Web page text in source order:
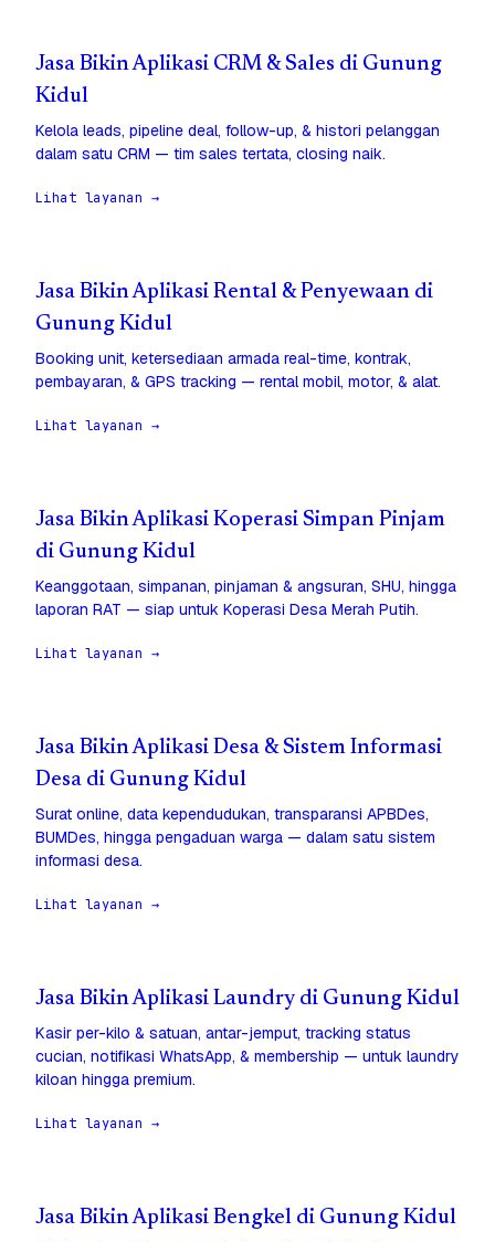
Jasa Bikin Aplikasi CRM & Sales di Gunung
Kidul
Kelola leads, pipeline deal, follow-up, & histori pelanggan
dalam satu CRM — tim sales tertata, closing naik.
Lihat layanan →
Jasa Bikin Aplikasi Rental & Penyewaan di
Gunung Kidul
Booking unit, ketersediaan armada real-time, kontrak,
pembayaran, & GPS tracking — rental mobil, motor, & alat.
Lihat layanan →
Jasa Bikin Aplikasi Koperasi Simpan Pinjam
di Gunung Kidul
Keanggotaan, simpanan, pinjaman & angsuran, SHU, hingga
laporan RAT — siap untuk Koperasi Desa Merah Putih.
Lihat layanan →
Jasa Bikin Aplikasi Desa & Sistem Informasi
Desa di Gunung Kidul
Surat online, data kependudukan, transparansi APBDes,
BUMDes, hingga pengaduan warga — dalam satu sistem
informasi desa.
Lihat layanan →
Jasa Bikin Aplikasi Laundry di Gunung Kidul
Kasir per-kilo & satuan, antar-jemput, tracking status
cucian, notifikasi WhatsApp, & membership — untuk laundry
kiloan hingga premium.
Lihat layanan →
Jasa Bikin Aplikasi Bengkel di Gunung Kidul